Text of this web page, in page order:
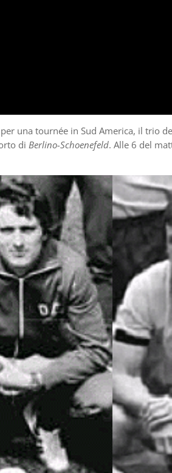
una tournée in Sud America, il trio
di Berlino-Schoenefeld. Alle 6 del